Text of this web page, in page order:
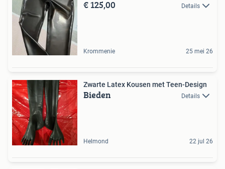
€ 125,00 Details
Krommenie 25 mei 26
Zwarte Latex Kousen met Teen-Design
Bieden Details
Helmond 22 jul 26